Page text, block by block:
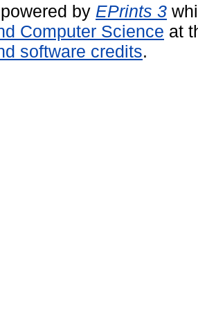
by EPrints 3
Computer Science at
software credits.